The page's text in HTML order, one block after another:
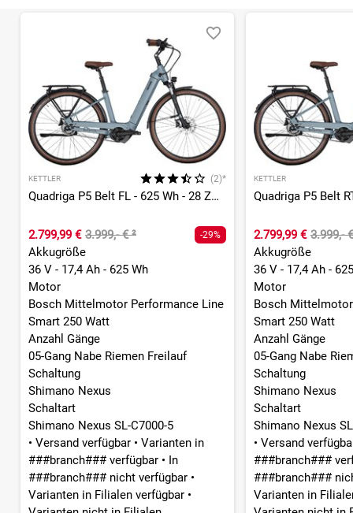
KETTLER (2)*
Quadriga P5 Belt FL - 625 Wh - 28 Zoll - Tiefeinsteiger
2.799,99 € 3.999,- €² -29%
Akkugröße
36 V - 17,4 Ah - 625 Wh
Motor
Bosch Mittelmotor Performance Line
Smart 250 Watt
Anzahl Gänge
05-Gang Nabe Riemen Freilauf
Schaltung
Shimano Nexus
Schaltart
Shimano Nexus SL-C7000-5
• Versand verfügbar • Varianten in
###branch### verfügbar • In
###branch### nicht verfügbar •
Varianten in Filialen verfügbar •
KETTLER
2.799,99 € 3.999,-
Akkugröße
36 V - 17,4 Ah -
Motor
Bosch
Smart 250 Watt
Anzahl Gänge
05-Gang Nabe
Schaltung
Shimano Nexus
Schaltart
Shimano Nexus
• Versand
###branch###
###branch###
Varianten in